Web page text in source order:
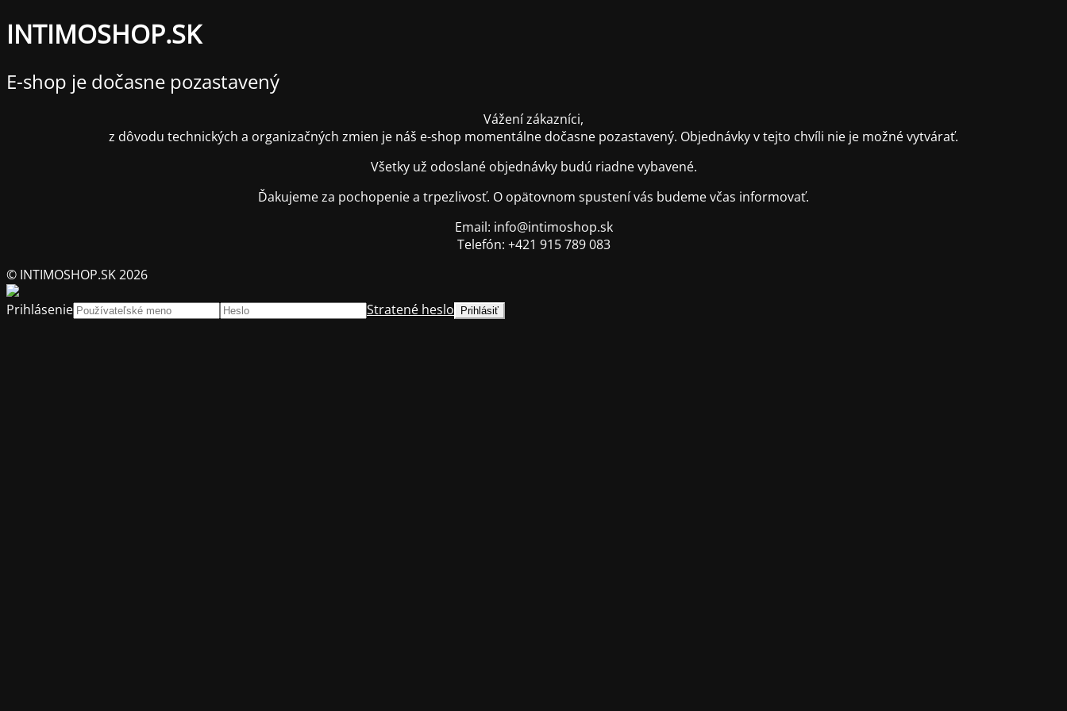
INTIMOSHOP.SK
E-shop je dočasne pozastavený
Vážení zákazníci,
z dôvodu technických a organizačných zmien je náš e-shop momentálne dočasne pozastavený. Objednávky v tejto chvíli nie je možné vytvárať.
Všetky už odoslané objednávky budú riadne vybavené.
Ďakujeme za pochopenie a trpezlivosť. O opätovnom spustení vás budeme včas informovať.
Email: info@intimoshop.sk
Telefón: +421 915 789 083
© INTIMOSHOP.SK 2026
Prihlásenie
Stratené heslo